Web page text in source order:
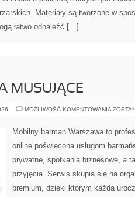
Materiały są tworzone w
łatwo odnaleźć […]
MUSUJĄCE
MOŻLIWOŚĆ KOMENTOWANIA
Mobilny barman Warszawa to
online poświęcona usługom
prywatne, spotkania biznesowe, a
przyjęcia. Serwis skupia się na
premium, dzięki którym każda